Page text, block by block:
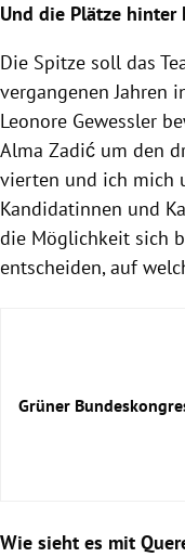
Und die Plätze hinter
Die Spitze soll das
vergangenen Jahren
Leonore Gewessler
Alma Zadić um den
vierten und ich mich
Kandidatinnen und
die Möglichkeit sich
entscheiden, auf
Grüner
Wie sieht es mit